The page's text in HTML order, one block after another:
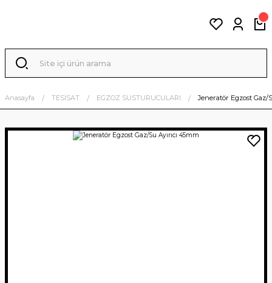
Anasayfa TESİSAT EGZOZ SUSTURUCULARI Jeneratör Egzost Gaz/